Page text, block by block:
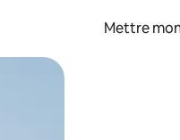
Mettre